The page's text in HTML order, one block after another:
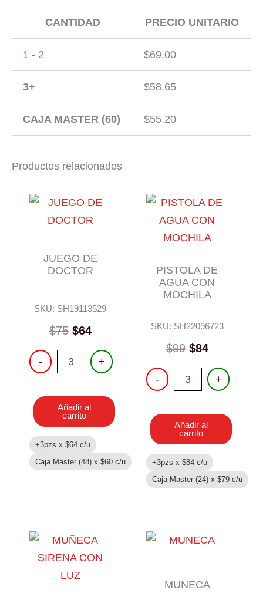
CANTIDAD PRECIO UNITARIO
1 - 2 $69.00
3+ $58.65
CAJA MASTER (60) $55.20
Productos relacionados
JUEGO DE
DOCTOR
SKU: SH19113529
$75 $64
-
JUEGO
DE
+
Añadir al
carrito
+3pzs x $64 c/u
Caja Master (48) x $60 c/u
PISTOLA DE
AGUA CON
MOCHILA
SKU: SH22096723
$99 $84
-
PISTOLA
DE
MOCHILA
cantidad
+
Añadir al
carrito
+3pzs x $84 c/u
Caja Master (24) x $79 c/u
MUNECA